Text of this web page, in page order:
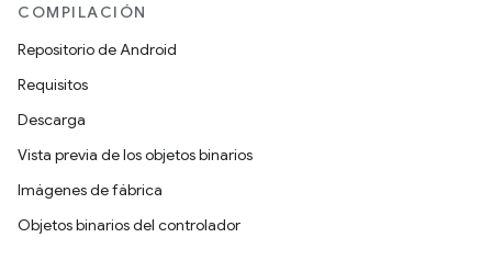
COMPILACIÓN
Repositorio de Android
Requisitos
Descarga
Vista previa de los objetos binarios
Imágenes de fábrica
Objetos binarios del controlador